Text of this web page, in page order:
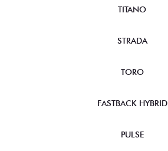
TITANO
STRADA
TORO
FASTBACK HYBRID
PULSE